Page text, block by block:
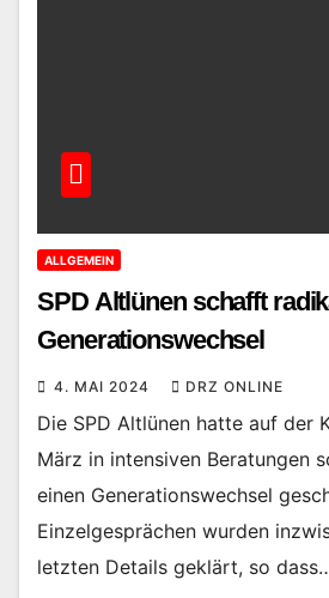
ALLGEMEIN
SPD Altlünen schafft
Generationswechsel
4. MAI 2024 DRZ ONLINE
Die SPD Altlünen hatte auf der
März in intensiven Beratungen
einen Generationswechsel
Einzelgesprächen wurden
letzten Details geklärt, so